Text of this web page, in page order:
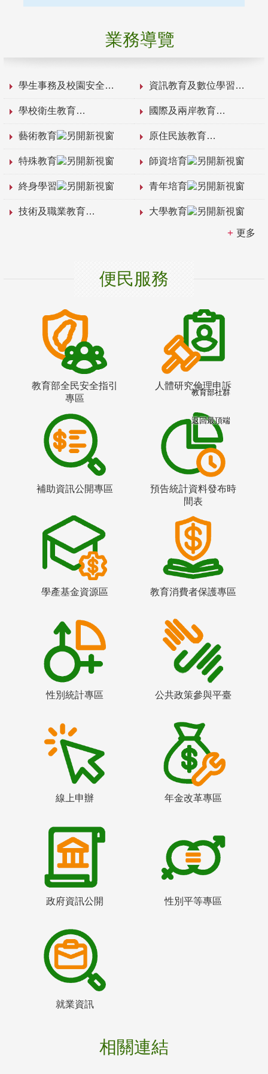
業務導覽
學生事務及校園安全 資訊教育及數位學習
學校衛生教育 國際及兩岸教育
藝術教育 原住民族教育
特殊教育 師資培育
終身學習 青年培育
技術及職業教育 大學教育
更多
便民服務
教育部全民安全指引
專區
人體研究倫理申訴
補助資訊公開專區
預告統計資料發布時
間表
學產基金資源區 教育消費者保護專區
性別統計專區 公共政策參與平臺
線上申辦 年金改革專區
政府資訊公開 性別平等專區
就業資訊
相關連結
教育部社群
返回最頂端